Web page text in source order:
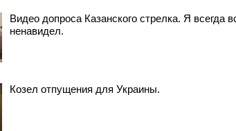
Видео допроса Казанского стрелка. Я всегда
ненавидел.
Козел отпущения для Украины.